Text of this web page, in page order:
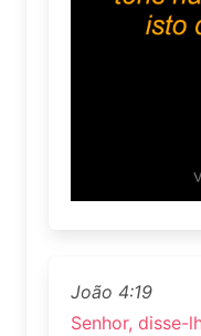
João 4:19
Senhor, disse-